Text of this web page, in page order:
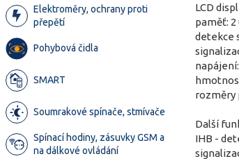
Elektroměry, ochrany proti
přepětí
Pohybová čidla
SMART
Soumrakové spínače, stmívače
Spínací hodiny, zásuvky GSM a
na dálkové ovládání
LCD
paměť:
detekce
rozměry
Další
IHB -